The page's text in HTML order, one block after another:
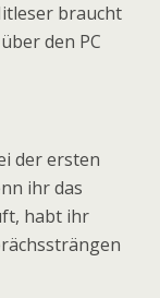
braucht
den PC
der ersten
ihr das
habt ihr